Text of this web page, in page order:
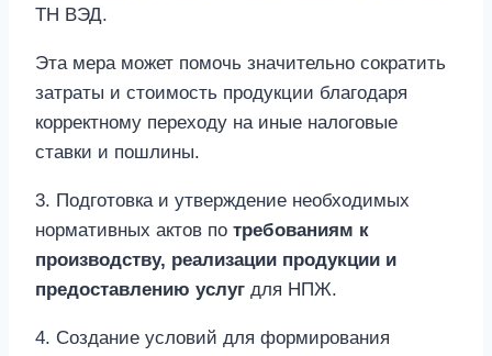
ТН ВЭД.
Эта мера может помочь значительно сократить
затраты и стоимость продукции благодаря
корректному переходу на иные налоговые
ставки и пошлины.
3. Подготовка и утверждение необходимых
нормативных актов по требованиям к
производству, реализации продукции и
предоставлению услуг для НПЖ.
4. Создание условий для формирования